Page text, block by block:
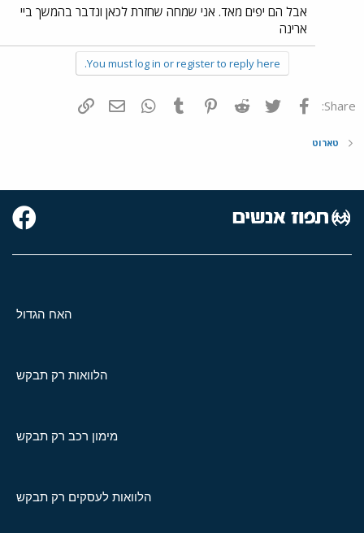
אבל הם יפים מאד. אני שמחה שחזרת לכאן ונדבר בהמשך ביי
ארינה
You must log in or register to reply here.
Share: פייסבוק Twitter
Reddit
Pinterest
Tumblr
WhatsAppדואר אלקטרוני
טארוט
האח הגדול
הלוואות רק תבקש
מימון רכב רק תבקש
הלוואות לעסקים רק תבקש